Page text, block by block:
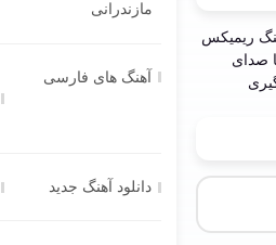
مازندرانی
آهنگ های فارسی
دانلود آهنگ جدید